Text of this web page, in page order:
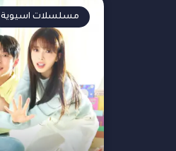
مسلسلات اسيوية